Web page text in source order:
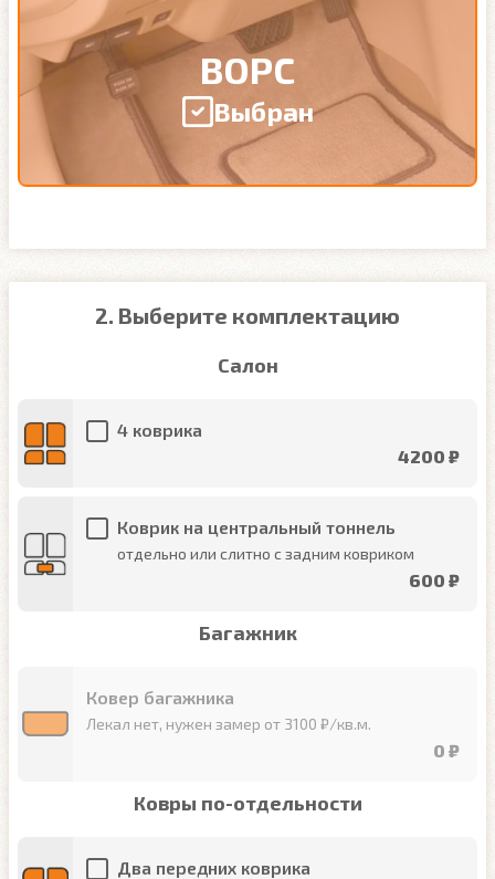
ВОРС
Выбран
2. Выберите комплектацию
Салон
4 коврика
4200 ₽
Коврик на центральный тоннель
отдельно или слитно с задним ковриком
600 ₽
Багажник
Ковер багажника
Лекал нет, нужен замер от 3100 ₽/кв.м.
0 ₽
Ковры по-отдельности
Два передних коврика